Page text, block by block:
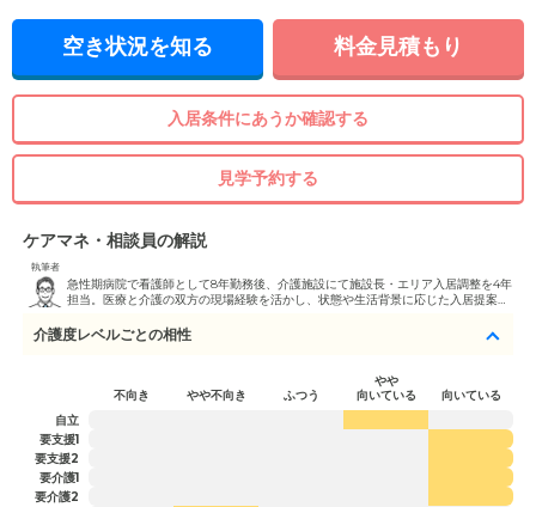
空き状況を知る 料金見積もり
入居条件にあうか確認する
見学予約する
ケアマネ・相談員の解説
執筆者
急性期病院で看護師として8年勤務後、介護施設にて施設長・エリア入居調整を4年
担当。医療と介護の双方の現場経験を活かし、状態や生活背景に応じた入居提案・
介護度レベルごとの相性
不向き やや不向き ふつう
やや
向いている
向いている
自立
要支援1
要支援2
要介護1
要介護2